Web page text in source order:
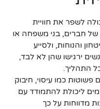
לשפר את חוויית
של חברים, בני משפחה או
והנוחות, ולסייע
ירגישו שהן לא לבד,
התהליך.
כמו עיסוי, חיבוק
ליכולת להתמודד עם
מדווחות על כך